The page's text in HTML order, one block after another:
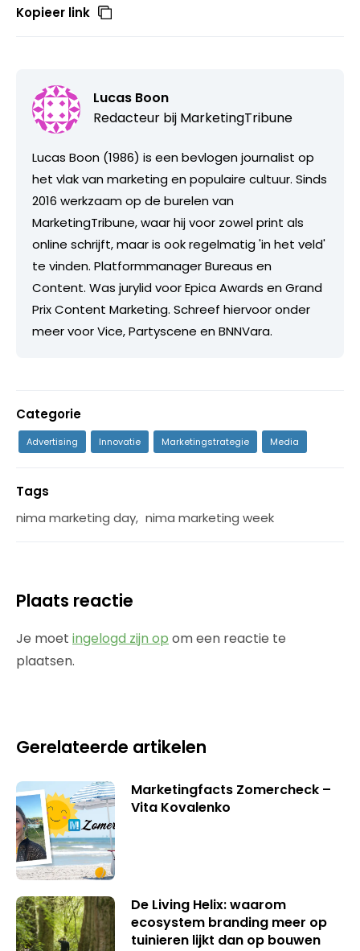
Kopieer link
Lucas Boon
Redacteur bij MarketingTribune
Lucas Boon (1986) is een bevlogen journalist op
het vlak van marketing en populaire cultuur. Sinds
2016 werkzaam op de burelen van
MarketingTribune, waar hij voor zowel print als
online schrijft, maar is ook regelmatig 'in het veld'
te vinden. Platformmanager Bureaus en
Content. Was jurylid voor Epica Awards en Grand
Prix Content Marketing. Schreef hiervoor onder
meer voor Vice, Partyscene en BNNVara.
Categorie
Advertising Innovatie Marketingstrategie Media
Tags
nima marketing day, nima marketing week
Plaats reactie
Je moet ingelogd zijn op om een reactie te
plaatsen.
Gerelateerde artikelen
Marketingfacts Zomercheck –
Vita Kovalenko
De Living Helix: waarom
ecosystem branding meer op
tuinieren lijkt dan op bouwen